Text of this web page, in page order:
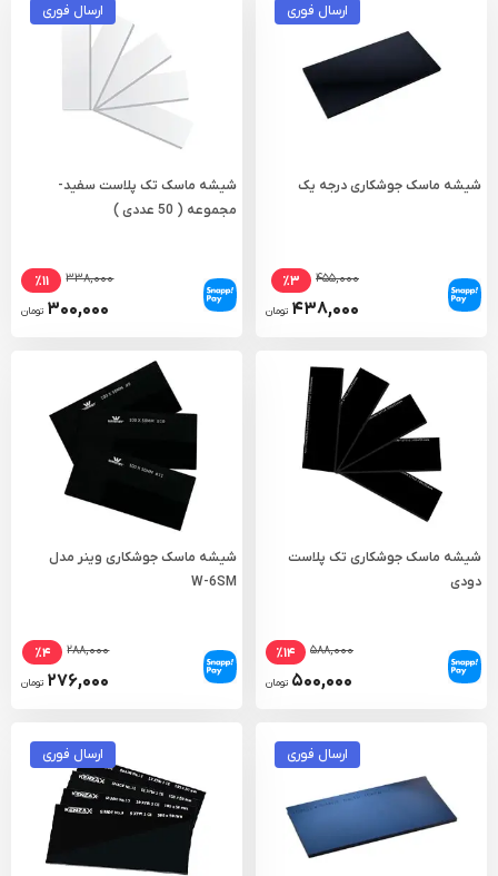
ارسال فوری
شیشه ماسک جوشکاری درجه یک
۴۵۵,۰۰۰ ٪۳
۴۳۸,۰۰۰ تومان
ارسال فوری
شیشه ماسک تک پلاست سفید-
مجموعه ( 50 عددی )
۳۳۸,۰۰۰ ٪۱۱
۳۰۰,۰۰۰ تومان
شیشه ماسک جوشکاری تک پلاست
دودی
۵۸۸,۰۰۰ ٪۱۴
۵۰۰,۰۰۰ تومان
شیشه ماسک جوشکاری وینر مدل
W-6SM
۲۸۸,۰۰۰ ٪۴
۲۷۶,۰۰۰ تومان
ارسال فوری ارسال فوری